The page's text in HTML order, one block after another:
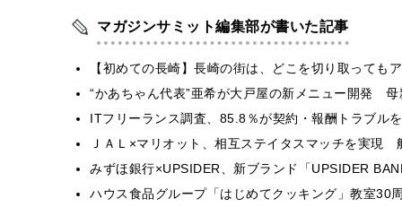
マガジンサミット編集部が書いた記事
【初めての長崎】長崎の街は、どこを切り取って
“かあちゃん代表”亜希が大戸屋の新メニュー開発
ITフリーランス調査、85.8％が契約・報酬トラブ
ＪＡＬ×マリオット、相互ステイタスマッチを実
みずほ銀行×UPSIDER、新ブランド「UPSIDER
ハウス食品グループ「はじめてクッキング」教室